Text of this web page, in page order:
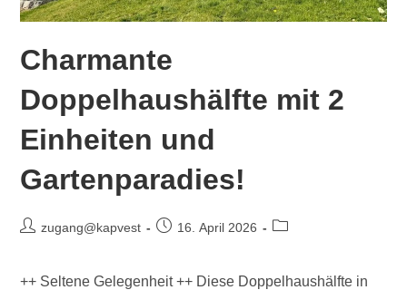
Charmante
Doppelhaushälfte mit 2
Einheiten und
Gartenparadies!
zugang@kapvest 16. April 2026
++ Seltene Gelegenheit ++ Diese Doppelhaushälfte in